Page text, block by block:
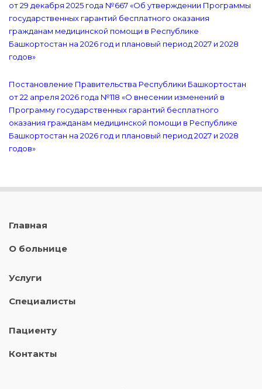
от 29 декабря 2025 года №667 «Об утверждении Программы
государственных гарантий бесплатного оказания
гражданам медицинской помощи в Республике
Башкортостан на 2026 год и плановый период 2027 и 2028
годов»
Постановление Правительства Республики Башкортостан
от 22 апреля 2026 года №118 «О внесении изменений в
Программу государственных гарантий бесплатного
оказания гражданам медицинской помощи в Республике
Башкортостан на 2026 год и плановый период 2027 и 2028
годов»
Главная
О больнице
Услуги
Специалисты
Пациенту
Контакты